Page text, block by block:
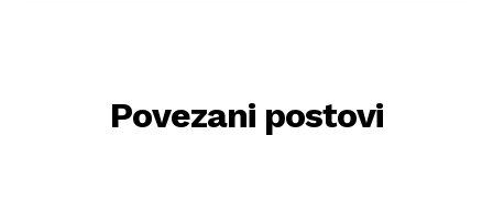
Povezani postovi